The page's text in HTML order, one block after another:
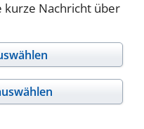
kurze Nachricht über